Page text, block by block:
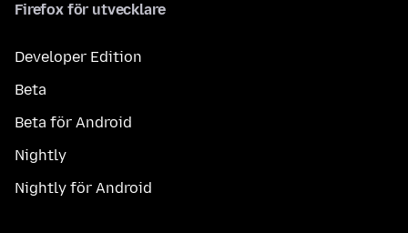
Firefox för utvecklare
Developer Edition
Beta
Beta för Android
Nightly
Nightly för Android